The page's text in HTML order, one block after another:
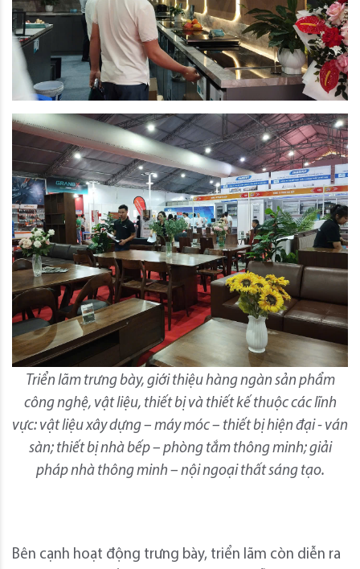
Triển lãm trưng bày, giới thiệu hàng ngàn sản phẩm
công nghệ, vật liệu, thiết bị và thiết kế thuộc các lĩnh
vực: vật liệu xây dựng – máy móc – thiết bị hiện đại - ván
sàn; thiết bị nhà bếp – phòng tắm thông minh; giải
pháp nhà thông minh – nội ngoại thất sáng tạo.
Bên cạnh hoạt động trưng bày, triển lãm còn diễn ra